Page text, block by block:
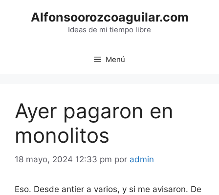
Alfonsoorozcoaguilar.com
Ideas de mi tiempo libre
Menú
Ayer pagaron en
monolitos
18 mayo, 2024 12:33 pm por admin
Eso. Desde antier a varios, y si me avisaron. De